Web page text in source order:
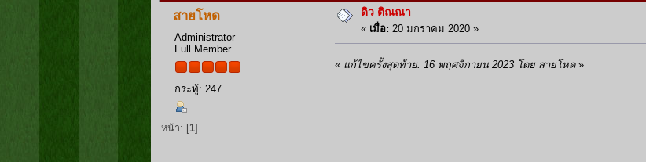
สายโหด
Administrator
Full Member
กระทู้: 247
ดิว ติณณา
« เมื่อ: 20 มกราคม 2020 »
« แก้ไขครั้งสุดท้าย: 16 พฤศจิกายน 2023 โดย สายโหด»
หน้า: [ 1]